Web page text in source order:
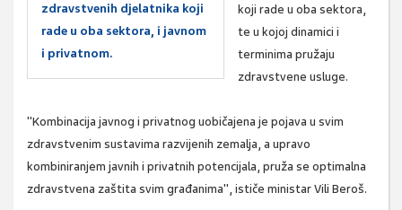
zdravstvenih djelatnika koji
rade u oba sektora, i javnom
i privatnom.
koji rade u oba sektora,
te u kojoj dinamici i
terminima pružaju
zdravstvene usluge.
"Kombinacija javnog i privatnog uobičajena je pojava u svim
zdravstvenim sustavima razvijenih zemalja, a upravo
kombiniranjem javnih i privatnih potencijala, pruža se optimalna
zdravstvena zaštita svim građanima", ističe ministar Vili Beroš.